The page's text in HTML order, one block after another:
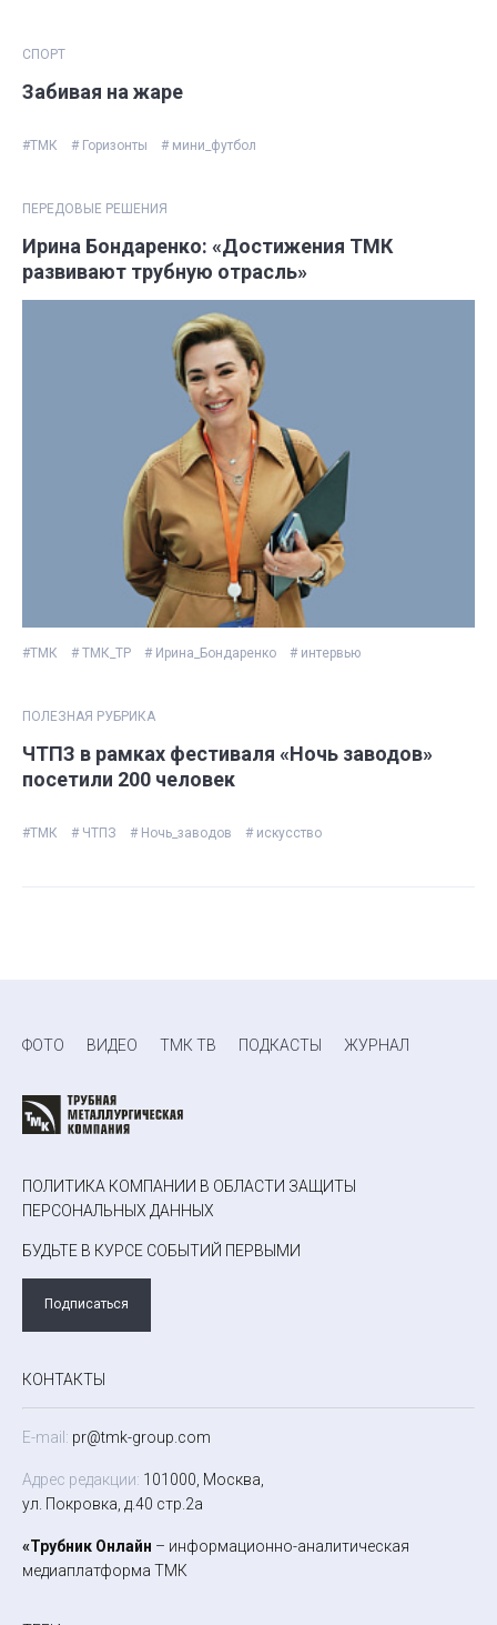
СПОРТ
Забивая на жаре
#ТМК # Горизонты # мини_футбол
ПЕРЕДОВЫЕ РЕШЕНИЯ
Ирина Бондаренко: «Достижения ТМК
развивают трубную отрасль»
#ТМК # ТМК_ТР # Ирина_Бондаренко # интервью
ПОЛЕЗНАЯ РУБРИКА
ЧТПЗ в рамках фестиваля «Ночь заводов»
посетили 200 человек
#ТМК # ЧТПЗ # Ночь_заводов # искусство
ФОТО ВИДЕО ТМК ТВ ПОДКАСТЫ ЖУРНАЛ
ПОЛИТИКА КОМПАНИИ В ОБЛАСТИ ЗАЩИТЫ
ПЕРСОНАЛЬНЫХ ДАННЫХ
БУДЬТЕ В КУРСЕ СОБЫТИЙ ПЕРВЫМИ
Подписаться
КОНТАКТЫ
E-mail: pr@tmk-group.com
Адрес редакции: 101000, Москва,
ул. Покровка, д.40 стр.2а
«Трубник Онлайн – информационно-аналитическая
медиаплатформа ТМК